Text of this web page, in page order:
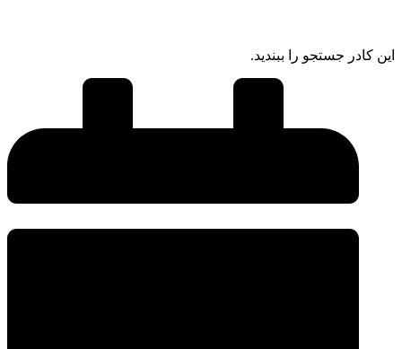
این کادر جستجو را ببندید.